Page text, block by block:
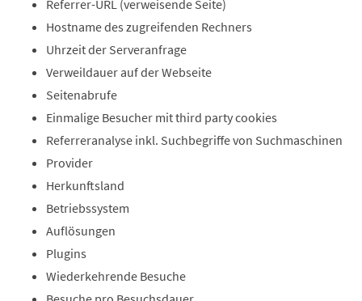
Referrer-URL (verweisende Seite)
Hostname des zugreifenden Rechners
Uhrzeit der Serveranfrage
Verweildauer auf der Webseite
Seitenabrufe
Einmalige Besucher mit third party cookies
Referreranalyse inkl. Suchbegriffe von Suchmaschinen
Provider
Herkunftsland
Betriebssystem
Auflösungen
Plugins
Wiederkehrende Besuche